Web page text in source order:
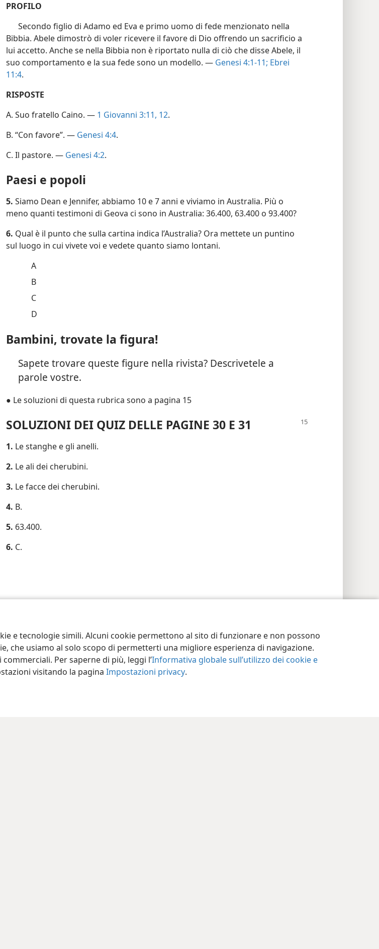
e tecnologie simili. Alcuni cookie permettono al sito di funzionare e non possono
che usiamo al solo scopo di permetterti una migliore esperienza di navigazione.
Per saperne di più, leggi l’Informativa globale sull’utilizzo dei cookie e
visitando la pagina Impostazioni privacy.
PROFILO
Secondo figlio di Adamo ed Eva e primo uomo di fede menzionato nella
Bibbia. Abele dimostrò di voler ricevere il favore di Dio offrendo un sacrificio a
lui accetto. Anche se nella Bibbia non è riportato nulla di ciò che disse Abele, il
suo comportamento e la sua fede sono un modello. — Genesi 4:1-11; Ebrei
11:4.
RISPOSTE
A. Suo fratello Caino. — 1 Giovanni 3:11, 12.
B. “Con favore”. — Genesi 4:4.
C. Il pastore. — Genesi 4:2.
Paesi e popoli
5. Siamo Dean e Jennifer, abbiamo 10 e 7 anni e viviamo in Australia. Più o
meno quanti testimoni di Geova ci sono in Australia: 36.400, 63.400 o 93.400?
6. Qual è il punto che sulla cartina indica l’Australia? Ora mettete un puntino
sul luogo in cui vivete voi e vedete quanto siamo lontani.
A
B
C
D
Bambini, trovate la figura!
Sapete trovare queste figure nella rivista? Descrivetele a
parole vostre.
● Le soluzioni di questa rubrica sono a pagina 15
SOLUZIONI DEI QUIZ DELLE PAGINE 30 E 31
1. Le stanghe e gli anelli.
2. Le ali dei cherubini.
3. Le facce dei cherubini.
4. B.
5. 63.400.
6. C.